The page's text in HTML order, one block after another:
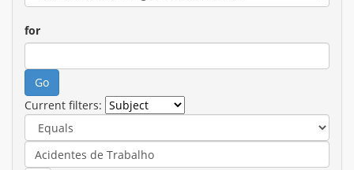
for
Current filters: